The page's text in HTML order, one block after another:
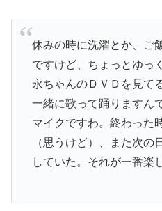
休みの時に洗濯とか、ご
ですけど、ちょっとゆっ
永ちゃんのＤＶＤを見て
一緒に歌って踊りますん
マイクですわ。終わった
（思うけど）、また次の
していた。それが一番楽